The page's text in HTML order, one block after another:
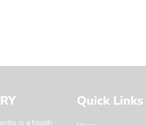
is a tough
Quick Links